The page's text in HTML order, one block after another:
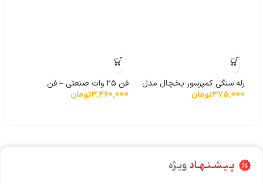
رله سنگی کمپرسور یخچال مدل
QP3-12A
375,000تومان
فن 25 وات صنعتی – فن
آبسردکن و یخچال ویترینی
3,460,000تومان
پـیـشـنـهـادویـژه